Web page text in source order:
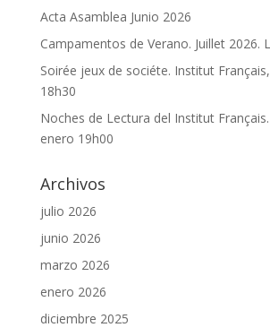
Acta Asamblea Junio 2026
Campamentos de Verano. Juillet 2026.
Soirée jeux de sociéte. Institut
18h30
Noches de Lectura del Institut
enero 19h00
Archivos
julio 2026
junio 2026
marzo 2026
enero 2026
diciembre 2025